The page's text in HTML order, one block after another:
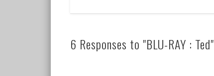
6 Responses to "BLU-RAY : Ted"